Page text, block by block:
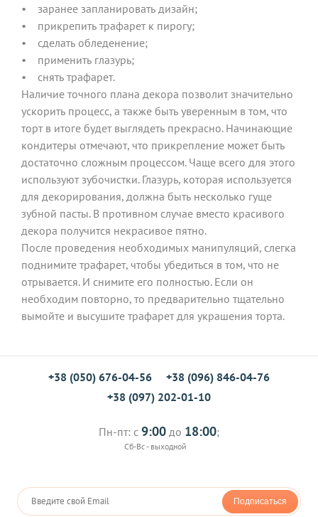
• заранее запланировать дизайн;
• прикрепить трафарет к пирогу;
• сделать обледенение;
• применить глазурь;
• снять трафарет.
Наличие точного плана декора позволит значительно
ускорить процесс, а также быть уверенным в том, что
торт в итоге будет выглядеть прекрасно. Начинающие
кондитеры отмечают, что прикрепление может быть
достаточно сложным процессом. Чаще всего для этого
используют зубочистки. Глазурь, которая используется
для декорирования, должна быть несколько гуще
зубной пасты. В противном случае вместо красивого
декора получится некрасивое пятно.
После проведения необходимых манипуляций, слегка
поднимите трафарет, чтобы убедиться в том, что не
отрывается. И снимите его полностью. Если он
необходим повторно, то предварительно тщательно
вымойте и высушите трафарет для украшения торта.
+38 (050) 676-04-56
+38 (096) 846-04-76
+38 (097) 202-01-10
Пн-пт: с 9:00 до 18:00;
Сб-Вс - выходной
Подписаться